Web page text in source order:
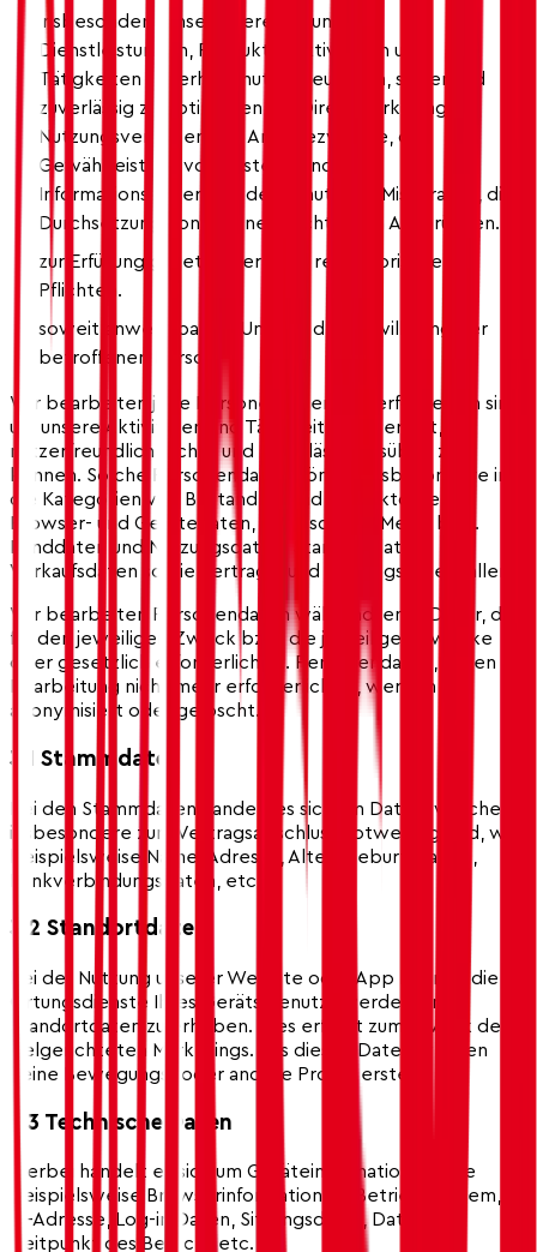
insbesondere unser Interesse, unsere
Dienstleistungen, Produkte, Aktivitäten und
Tätigkeiten dauerhaft, nutzerfreundlich, sicher und
zuverlässig zu optimieren, für Direktmarketing,
Nutzungsverhalten und Analysezwecke, die
Gewährleistung von System- und
Informationssicherheit, der Schutz vor Missbrauch, die
Durchsetzung von eigenen rechtlichen Ansprüchen.
zur Erfüllung gesetzlicher oder regulatorischer
Pflichten.
soweit anwendbar, im Umfang der Einwilligung der
betroffenen Person.
Wir bearbeiten jene Personendaten, die erforderlich sind,
um unsere Aktivitäten und Tätigkeiten dauerhaft,
nutzerfreundlich, sicher und zuverlässig ausüben zu
können. Solche Personendaten können insbesondere in
die Kategorien von Bestandes- und Kontaktdaten,
Browser- und Gerätedaten, Inhaltsdaten, Meta- bzw.
Randdaten und Nutzungsdaten, Standortdaten,
Verkaufsdaten sowie Vertrags- und Zahlungsdaten fallen.
Wir bearbeiten Personendaten während jener Dauer, die
für den jeweiligen Zweck bzw. die jeweiligen Zwecke
oder gesetzlich erforderlich ist. Personendaten, deren
Bearbeitung nicht mehr erforderlich ist, werden
anonymisiert oder gelöscht.
3.1 Stammdaten
Bei den Stammdaten handelt es sich um Daten, welche
insbesondere zum Vertragsabschluss notwendig sind, wie
beispielsweise Name, Adresse, Alter/Geburtsdatum,
Bankverbindungsdaten, etc.
3.2 Standortdaten
Bei der Nutzung unserer Website oder App können die
Ortungsdienste Ihres Geräts genutzt werden, um
Standortdaten zu erheben. Dies erfolgt zum Zweck des
zielgerichteten Marketings. Aus diesen Daten werden
keine Bewegungs- oder andere Profile erstellt.
3.3 Technische Daten
Hierbei handelt es sich um Geräteinformationen, wie
beispielsweise Browserinformationen, Betriebssystem,
IP-Adresse, Log-in Daten, Sitzungsdauer, Datum und
Zeitpunkt des Besuchs etc.